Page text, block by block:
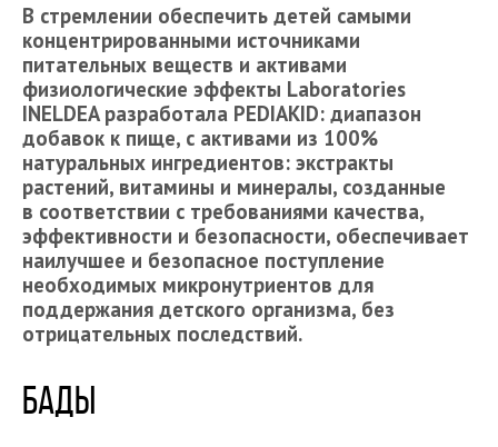
В стремлении обеспечить детей самыми
концентрированными источниками
питательных веществ и активами
физиологические эффекты Laboratories
INELDEA разработала PEDIAKID: диапазон
добавок к пище, с активами из 100%
натуральных ингредиентов: экстракты
растений, витамины и минералы, созданные
в соответствии с требованиями качества,
эффективности и безопасности, обеспечивает
наилучшее и безопасное поступление
необходимых микронутриентов для
поддержания детского организма, без
отрицательных последствий.
БАДЫ